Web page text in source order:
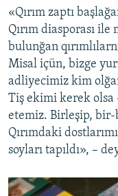
«Qırım zaptı
Qırım diasporası
bulunğan
Misal içün, bizge
adliyecimiz kim
Tiş ekimi kerek olsa
etemiz. Birleşip,
Qırımdaki
soyları tapıldı», –